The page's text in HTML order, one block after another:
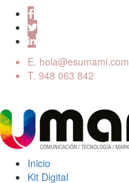
E. hola@esumami.com
T. 948 063 842
Inicio
Kit Digital